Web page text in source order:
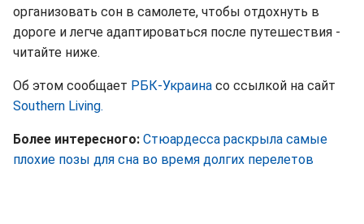
организовать сон в самолете, чтобы отдохнуть в
дороге и легче адаптироваться после путешествия -
читайте ниже.
Об этом сообщает РБК-Украина со ссылкой на сайт
Southern Living.
Более интересного: Стюардесса раскрыла самые
плохие позы для сна во время долгих перелетов